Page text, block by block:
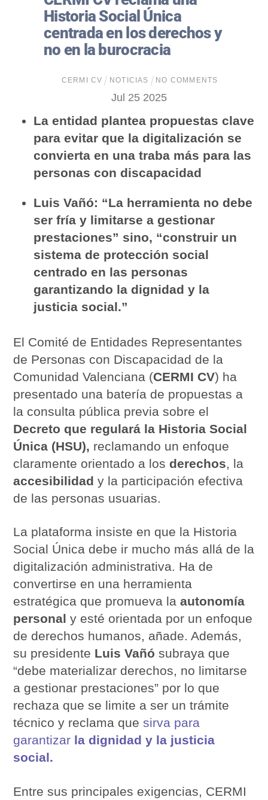
Historia Social Única
centrada en los derechos y
no en la burocracia
CERMI CV NOTICIAS NO COMMENTS
Jul 25 2025
La entidad plantea propuestas clave
para evitar que la digitalización se
convierta en una traba más para las
personas con discapacidad
Luis Vañó: “La herramienta no debe
ser fría y limitarse a gestionar
prestaciones” sino, “construir un
sistema de protección social
centrado en las personas
garantizando la dignidad y la
justicia social.”
El Comité de Entidades Representantes
de Personas con Discapacidad de la
Comunidad Valenciana (CERMI CV) ha
presentado una batería de propuestas a
la consulta pública previa sobre el
Decreto que regulará la Historia Social
Única (HSU), reclamando un enfoque
claramente orientado a los derechos, la
accesibilidad y la participación efectiva
de las personas usuarias.
La plataforma insiste en que la Historia
Social Única debe ir mucho más allá de la
digitalización administrativa. Ha de
convertirse en una herramienta
estratégica que promueva laautonomía
personal y esté orientada por un enfoque
de derechos humanos, añade. Además,
su presidente Luis Vañó subraya que
“debe materializar derechos, no limitarse
a gestionar prestaciones” por lo que
rechaza que se limite a ser un trámite
técnico y reclama quesirva para
garantizar la dignidad y la justicia
social.
Entre sus principales exigencias, CERMI